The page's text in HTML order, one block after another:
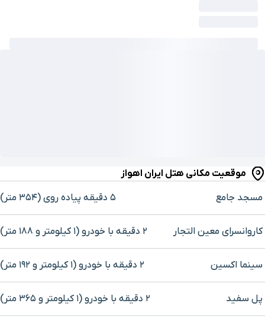
موقعیت مکانی هتل ایران اهواز
مسجد جامع ۵ دقیقه پیاده ‌روی (۳۵۴ متر)
کاروانسرای معین التجار ۲ دقیقه با خودرو (۱ کیلومتر و ۱۸۸ متر)
سینما اکسین ۲ دقیقه با خودرو (۱ کیلومتر و ۱۹۲ متر)
پل سفید ۲ دقیقه با خودرو (۱ کیلومتر و ۳۶۵ متر)